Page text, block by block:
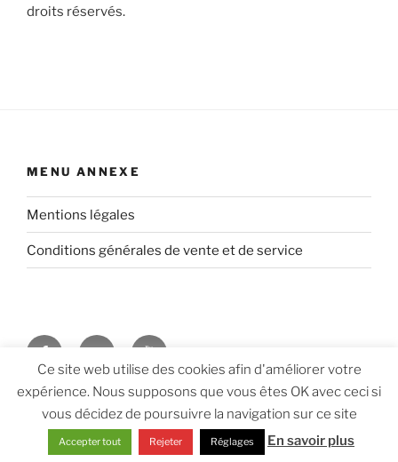
droits réservés.
MENU ANNEXE
Mentions légales
Conditions générales de vente et de service
FacebookTwitter Youtube
Vie privée, données personnelles et politique de
confidentialité
Ce site web utilise des cookies afin d'améliorer votre
expérience. Nous supposons que vous êtes OK avec ceci si
vous décidez de poursuivre la navigation sur ce site
Accepter tout Rejeter Réglages En savoir plus